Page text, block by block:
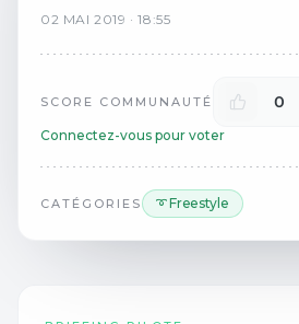
02 MAI 2019 ·18:55
SCORE COMMUNAUTÉ 0
Connectez-vous pour voter
CATÉGORIES ➰ Freestyle